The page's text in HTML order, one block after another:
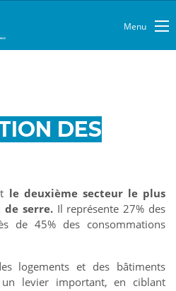
Menu
DES
le deuxième secteur le plus
serre.Il représente 27% des
de 45% des consommations
logements et des bâtiments
levier important, en ciblant